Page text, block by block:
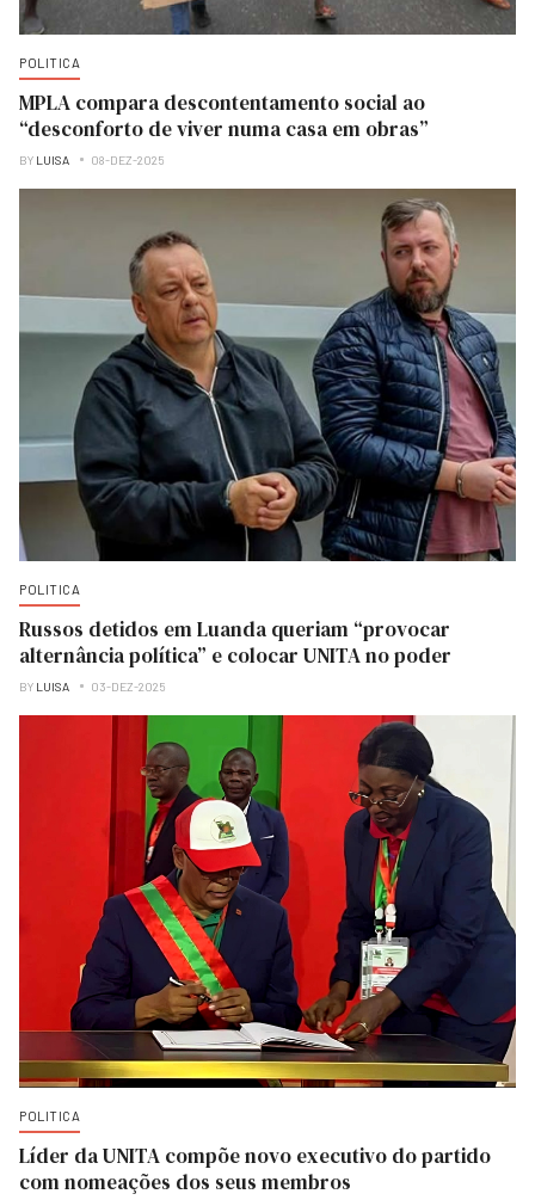
POLITICA
MPLA compara descontentamento social ao
“desconforto de viver numa casa em obras”
BY LUISA 08-DEZ-2025
POLITICA
Russos detidos em Luanda queriam “provocar
alternância política” e colocar UNITA no poder
BY LUISA 03-DEZ-2025
POLITICA
Líder da UNITA compõe novo executivo do partido
com nomeações dos seus membros